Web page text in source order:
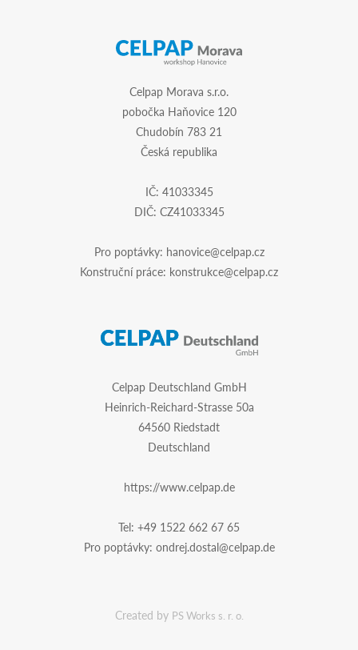
Celpap Morava s.r.o.
pobočka Haňovice 120
Chudobín 783 21
Česká republika
IČ: 41033345
DIČ: CZ41033345
Pro poptávky: hanovice@celpap.cz
Konstruční práce: konstrukce@celpap.cz
Celpap Deutschland GmbH
Heinrich-Reichard-Strasse 50a
64560 Riedstadt
Deutschland
https://www.celpap.de
Tel: +49 1522 662 67 65
Pro poptávky: ondrej.dostal@celpap.de
Created by PS Works s. r. o.